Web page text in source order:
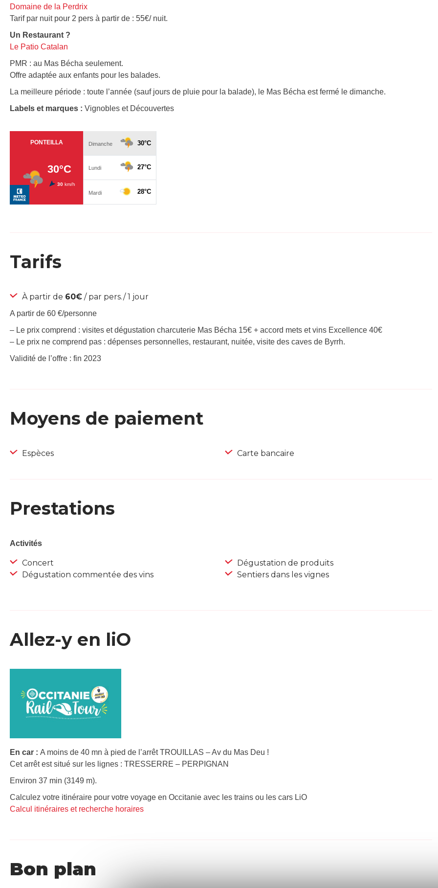
Domaine de la Perdrix
Tarif par nuit pour 2 pers à partir de : 55€/ nuit.
Un Restaurant ?
Le Patio Catalan
PMR : au Mas Bécha seulement.
Offre adaptée aux enfants pour les balades.
La meilleure période : toute l’année (sauf jours de pluie pour la balade), le Mas Bécha est fermé le dimanche.
Labels et marques : Vignobles et Découvertes
Tarifs
À partir de 60€ / par pers./ 1 jour
A partir de 60 €/personne
– Le prix comprend : visites et dégustation charcuterie Mas Bécha 15€ + accord mets et vins Excellence 40€
– Le prix ne comprend pas : dépenses personnelles, restaurant, nuitée, visite des caves de Byrrh.
Validité de l’offre : fin 2023
Moyens de paiement
Espèces Carte bancaire
Prestations
Activités
Concert
Dégustation commentée des vins
Dégustation de produits
Sentiers dans les vignes
Allez-y en liO
En car : A moins de 40 mn à pied de l’arrêt TROUILLAS – Av du Mas Deu !
Cet arrêt est situé sur les lignes : TRESSERRE – PERPIGNAN
Environ 37 min (3149 m).
Calculez votre itinéraire pour votre voyage en Occitanie avec les trains ou les cars LiO
Calcul itinéraires et recherche horaires
Bon plan